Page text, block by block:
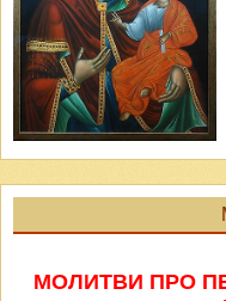
МОЛИТВИ ПРО